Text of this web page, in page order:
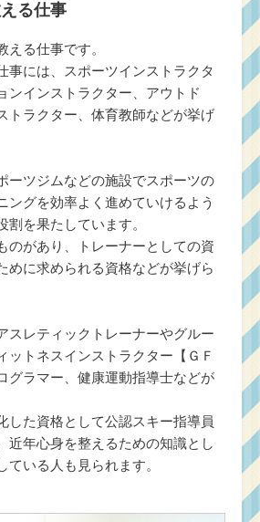
る仕事
える仕事です。
事には、スポーツインストラクタ
ンインストラクター、アウトド
トラクター、体育教師などが挙げ
ーツジムなどの施設でスポーツの
ングを効率よく進めていけるよう
割を果たしています。
のがあり、トレーナーとしての資
めに求められる資格などが挙げら
スレティックトレーナーやグルー
ットネスインストラクター【ＧＦ
グラマー、健康運動指導士などが
した資格として公認スキー指導員
近年心身を整えるための知識とし
ている人も見られます。